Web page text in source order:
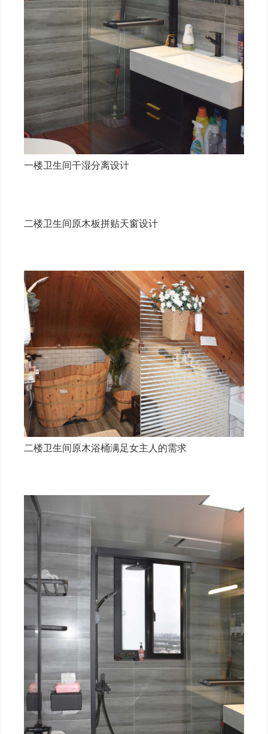
一楼卫生间干湿分离设计
二楼卫生间原木板拼贴天窗设计
二楼卫生间原木浴桶满足女主人的需求